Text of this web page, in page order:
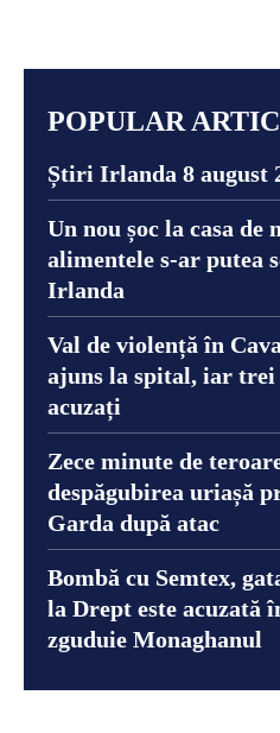
POPULAR
Știri Irlanda 8 august
Un nou șoc la casa de
alimentele s-ar putea
Irlanda
Val de violență în
ajuns la spital, iar
acuzați
Zece minute de
despăgubirea uriașă
Garda după atac
Bombă cu Semtex,
la Drept este acuzată
zguduie Monaghanul